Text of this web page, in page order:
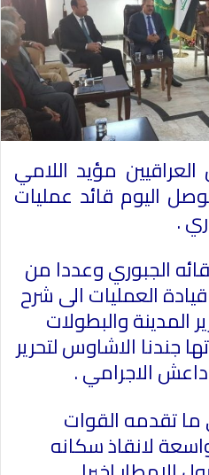
مؤيد اللامي
اليوم قائد عمليات
.
الجبوري وعددا من
العمليات الى شرح
والبطولات
جندنا الاشاوس لتحرير
الاجرامي .
تقدمه القوات
لانقاذ سكانه